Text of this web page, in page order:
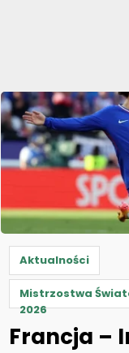
Aktualności
Mistrzostwa
2026
Francja –